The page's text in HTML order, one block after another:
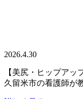
2026.4.30
【美尻・ヒップアッ
久留米市の看護師が